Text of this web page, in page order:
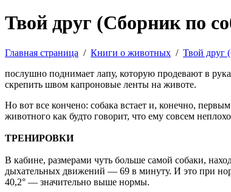
Твой друг (Сборник по
Главная страница / Книги о животных / Твой друг
послушно поднимает лапу, которую продевают в
скрепить швом капроновые ленты на животе.
Но вот все кончено: собака встает и, конечно,
животного как будто говорит, что ему совсем
ТРЕНИРОВКИ
В кабине, размерами чуть больше самой собаки,
дыхательных движений — 69 в минуту. И это при
40,2° — значительно выше нормы.